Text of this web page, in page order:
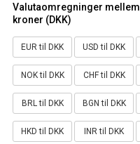
Valutaomregninger
kroner (DKK)
EUR til DKK USD til DKK
NOK til DKK CHF til DKK
BRL til DKK BGN til DKK
HKD til DKK INR til DKK